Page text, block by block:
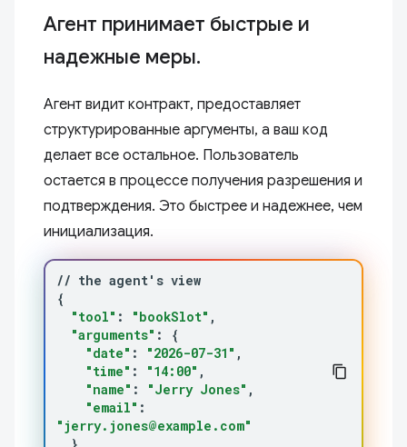
Агент принимает быстрые и
надежные меры.
Агент видит контракт, предоставляет
структурированные аргументы, а ваш код
делает все остальное. Пользователь
остается в процессе получения разрешения и
подтверждения. Это быстрее и надежнее, чем
инициализация.
// the agent' s
{
"tool" : "bookSlot"
"arguments" :
{
"date" : "2026-07-31"
"time" : "14:00"
"name" : "Jerry Jones"
"email" :
"jerry.jones@example.com"
}